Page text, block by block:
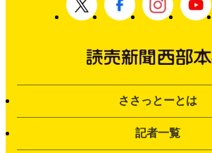
ささっとーとは
記者一覧